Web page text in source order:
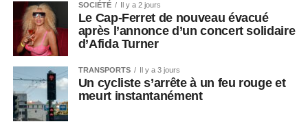
SOCIÉTÉ Il y a 2 jours
Le Cap-Ferret de nouveau évacué
après l’annonce d’un concert solidaire
d’Afida Turner
TRANSPORTS Il y a 3 jours
Un cycliste s’arrête à un feu rouge et
meurt instantanément